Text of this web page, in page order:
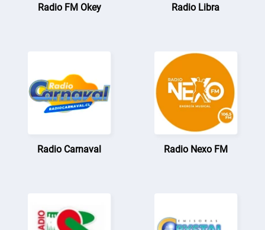
Radio FM Okey Radio Libra
Radio Carnaval Radio Nexo FM